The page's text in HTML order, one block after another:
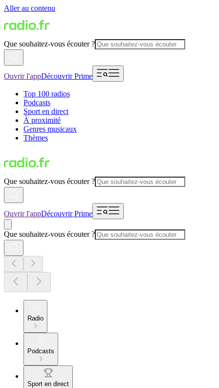
Aller au contenu
Que souhaitez-vous écouter ?
Ouvrir l'appDécouvrir Prime
Top 100 radios
Podcasts
Sport en direct
À proximité
Genres musicaux
Thèmes
Que souhaitez-vous écouter ?
Ouvrir l'appDécouvrir Prime
Que souhaitez-vous écouter ?
Radio
Podcasts
Sport en direct